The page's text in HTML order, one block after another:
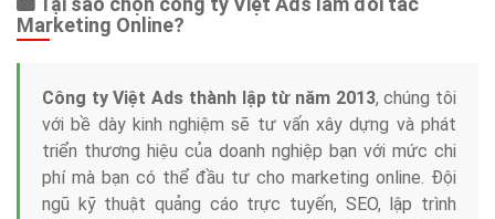
Marketing Online?
Công ty Việt Ads thành lập từ năm 2013, chúng tôi
với bề dày kinh nghiệm sẽ tư vấn xây dựng và phát
triển thương hiệu của doanh nghiệp bạn với mức chi
phí mà bạn có thể đầu tư cho marketing online. Đội
ngũ kỹ thuật quảng cáo trực tuyến, SEO, lập trình